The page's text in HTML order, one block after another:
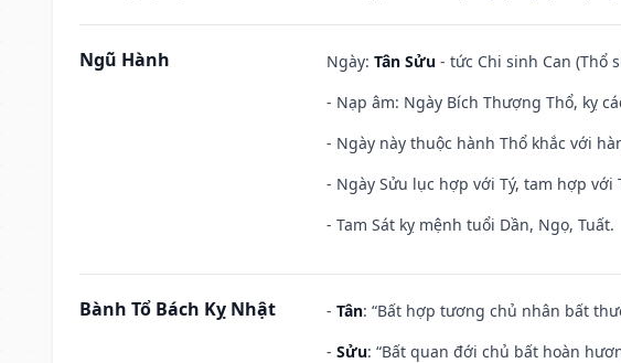
Ngũ Hành Ngày: Tân Sửu - tức Chi sinh Can (Thổ
- Nạp âm: Ngày Bích Thượng Thổ, kỵ
- Ngày này thuộc hành Thổ khắc với
- Ngày Sửu lục hợp với Tý, tam hợp
- Tam Sát kỵ mệnh tuổi Dần, Ngọ, Tuất.
Bành Tổ Bách Kỵ Nhật - Tân: “Bất hợp tương chủ nhân bất
- Sửu: “Bất quan đới chủ bất hoàn